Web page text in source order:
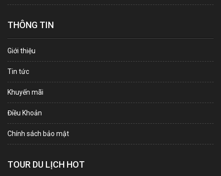
THÔNG TIN
Giới thiệu
Tin tức
Khuyến mãi
Điều Khoản
Chính sách bảo mật
TOUR DU LỊCH HOT